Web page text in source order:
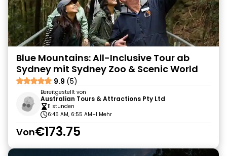
Blue Mountains: All-Inclusive Tour ab
Sydney mit Sydney Zoo & Scenic World
9.9 (5)
Bereitgestellt von
Australian Tours & Attractions Pty Ltd
11 stunden
6:45 AM, 6:55 AM+1 Mehr
Von€173.75